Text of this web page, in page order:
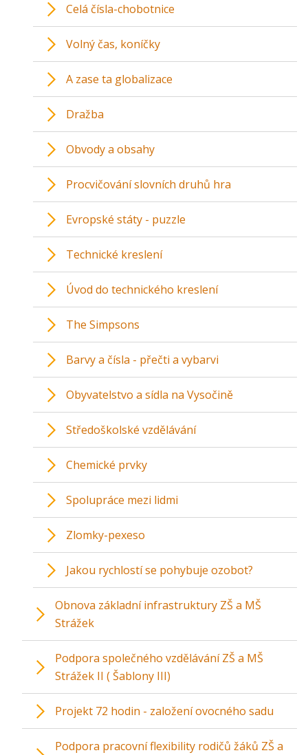
Celá čísla-chobotnice
Volný čas, koníčky
A zase ta globalizace
Dražba
Obvody a obsahy
Procvičování slovních druhů hra
Evropské státy - puzzle
Technické kreslení
Úvod do technického kreslení
The Simpsons
Barvy a čísla - přečti a vybarvi
Obyvatelstvo a sídla na Vysočině
Středoškolské vzdělávání
Chemické prvky
Spolupráce mezi lidmi
Zlomky-pexeso
Jakou rychlostí se pohybuje ozobot?
Obnova základní infrastruktury ZŠ a MŠ
Strážek
Podpora společného vzdělávání ZŠ a MŠ
Strážek II ( Šablony III)
Projekt 72 hodin - založení ovocného sadu
Podpora pracovní flexibility rodičů žáků ZŠ a